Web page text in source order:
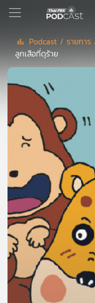
Podcast
ลิ
สต์
แนะนำ
เพล
ย์
ลิ
ของ
คุณ
เพลง
Podcast / รายกา
ลูกเสือที่ดุร้าย